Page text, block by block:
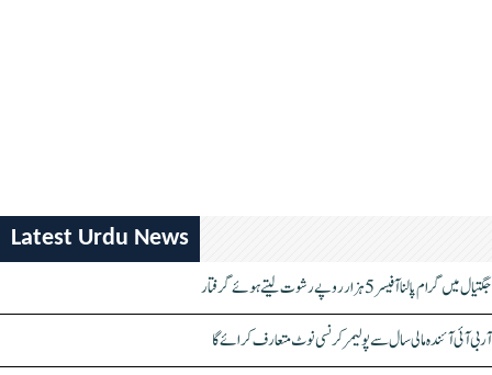
Latest Urdu News
جگتیال میں گرام پالنا آفیسر 5 ہزار روپے رشوت لیتے ہوئے گرفتار
آر بی آئی آئندہ مالی سال سے پولیمر کرنسی نوٹ متعارف کرائے گا